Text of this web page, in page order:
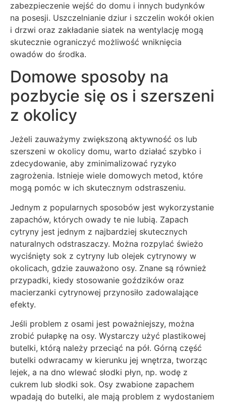
zabezpieczenie wejść do domu i innych budynków
na posesji. Uszczelnianie dziur i szczelin wokół okien
i drzwi oraz zakładanie siatek na wentylację mogą
skutecznie ograniczyć możliwość wniknięcia
owadów do środka.
Domowe sposoby na
pozbycie się os i szerszeni
z okolicy
Jeżeli zauważymy zwiększoną aktywność os lub
szerszeni w okolicy domu, warto działać szybko i
zdecydowanie, aby zminimalizować ryzyko
zagrożenia. Istnieje wiele domowych metod, które
mogą pomóc w ich skutecznym odstraszeniu.
Jednym z popularnych sposobów jest wykorzystanie
zapachów, których owady te nie lubią. Zapach
cytryny jest jednym z najbardziej skutecznych
naturalnych odstraszaczy. Można rozpylać świeżo
wyciśnięty sok z cytryny lub olejek cytrynowy w
okolicach, gdzie zauważono osy. Znane są również
przypadki, kiedy stosowanie goździków oraz
macierzanki cytrynowej przynosiło zadowalające
efekty.
Jeśli problem z osami jest poważniejszy, można
zrobić pułapkę na osy. Wystarczy użyć plastikowej
butelki, którą należy przeciąć na pół. Górną część
butelki odwracamy w kierunku jej wnętrza, tworząc
lejek, a na dno wlewać słodki płyn, np. wodę z
cukrem lub słodki sok. Osy zwabione zapachem
wpadają do butelki, ale mają problem z wydostaniem